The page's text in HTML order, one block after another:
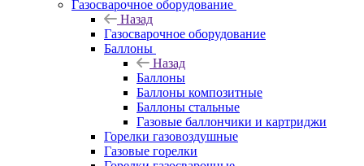
Газосварочное оборудование
Назад
Газосварочное оборудование
Баллоны
Назад
Баллоны
Баллоны композитные
Баллоны стальные
Газовые баллончики и картриджи
Горелки газовоздушные
Газовые горелки